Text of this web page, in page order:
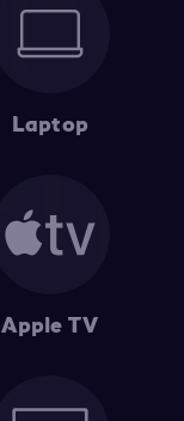
Laptop
Apple TV